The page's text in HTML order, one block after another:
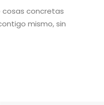
cosas concretas
mismo, sin